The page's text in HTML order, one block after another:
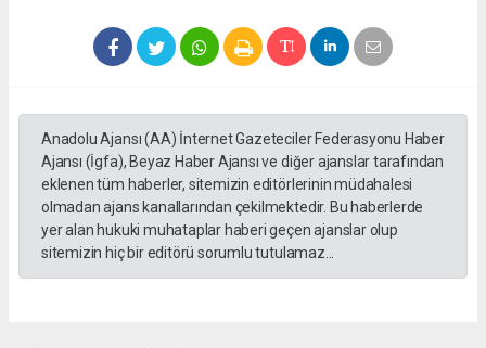
Anadolu Ajansı (AA) İnternet Gazeteciler Federasyonu Haber
Ajansı (İgfa), Beyaz Haber Ajansı ve diğer ajanslar tarafından
eklenen tüm haberler, sitemizin editörlerinin müdahalesi
olmadan ajans kanallarından çekilmektedir. Bu haberlerde
yer alan hukuki muhataplar haberi geçen ajanslar olup
sitemizin hiç bir editörü sorumlu tutulamaz...